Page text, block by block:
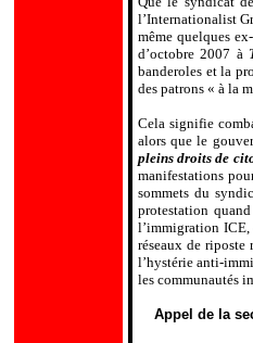
l’Internationalist
même quelques
d’octobre 2007 à
banderoles et la
des patrons « à la
Cela signifie
alors que le
pleins droits de
manifestations
sommets du
protestation
l’immigration ICE,
réseaux de
l’hystérie anti-
les communautés
Appel de la